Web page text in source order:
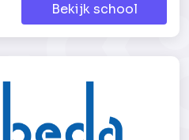
Bekijk school